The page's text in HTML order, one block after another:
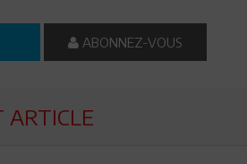
ABONNEZ-VOUS
ARTICLE